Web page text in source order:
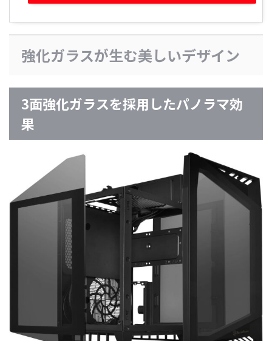
強化ガラスが生む美しいデザイン
3面強化ガラスを採用したパノラマ効
果